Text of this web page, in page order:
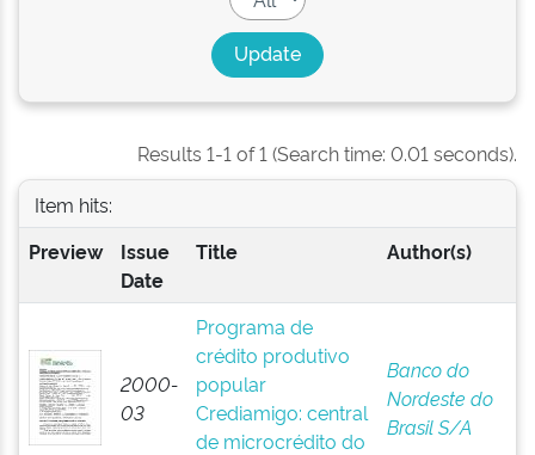
Results 1-1 of 1 (Search time: 0.01 seconds).
Item hits:
Preview
Issue
Date
Title Author(s)
2000-
03
Programa de
crédito produtivo
popular
Crediamigo: central
de microcrédito do
Banco do
Nordeste do
Brasil S/A